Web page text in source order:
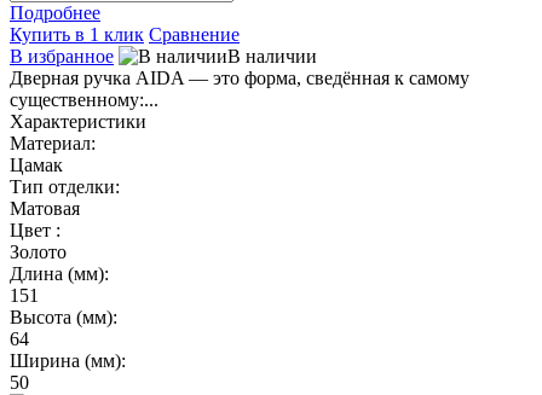
Подробнее
Купить в 1 клик Сравнение
В избранное
В наличии
Дверная ручка AIDA — это форма, сведённая к самому
существенному:...
Характеристики
Материал:
Цамак
Тип отделки:
Матовая
Цвет :
Золото
Длина (мм):
151
Высота (мм):
64
Ширина (мм):
50